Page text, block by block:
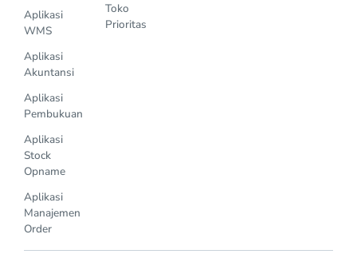
Aplikasi
WMS
Aplikasi
Akuntansi
Aplikasi
Pembukuan
Aplikasi
Stock
Opname
Aplikasi
Manajemen
Order
Toko
Prioritas